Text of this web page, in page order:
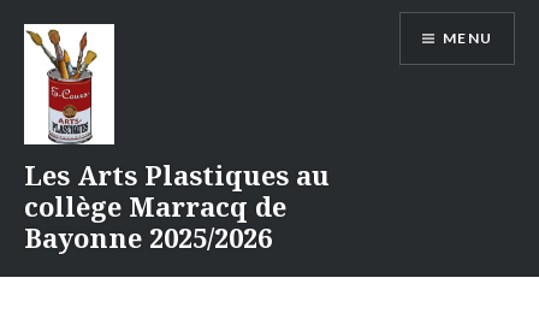
contenu
Les Arts Plastiques au
collège Marracq de
Bayonne 2025/2026
MENU